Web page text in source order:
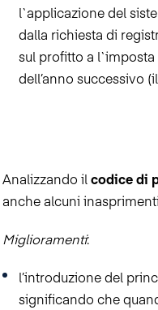
l`applicazione del
dalla richiesta di
sul profitto a
dell’anno successivo
Analizzando il codice di
anche alcuni
Miglioramenti:
l’introduzione del
significando che